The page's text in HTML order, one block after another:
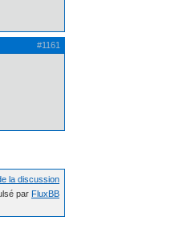
#1161
la discussion
par FluxBB